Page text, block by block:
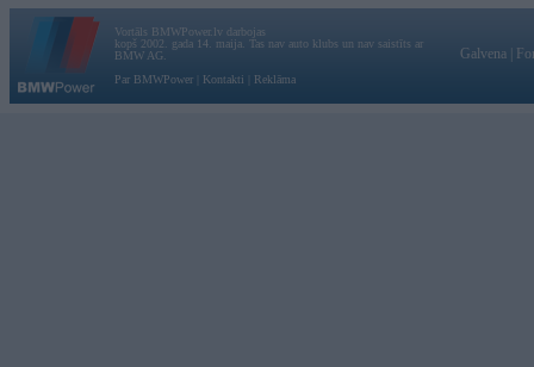
Vortāls BMWPower.lv darbojas
kopš 2002. gada 14. maija. Tas nav auto klubs un nav saistīts ar
BMW AG.
Par BMWPower
Kontakti Reklāma
Galvena